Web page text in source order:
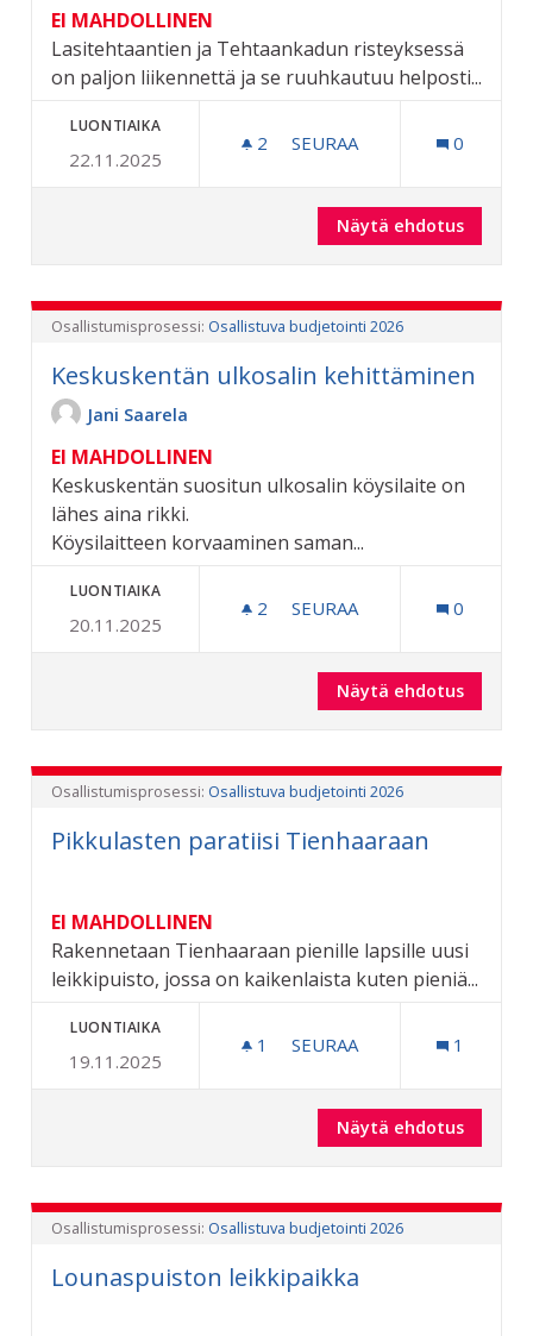
EI MAHDOLLINEN
Lasitehtaantien ja Tehtaankadun risteyksessä
on paljon liikennettä ja se ruuhkautuu helposti...
LUONTIAIKA
22.11.2025
2 2 SEURAAJAA
SEURAA 0
Näytä ehdotus
Osallistumisprosessi: Osallistuva budjetointi 2026
Keskuskentän ulkosalin kehittäminen
Jani Saarela
EI MAHDOLLINEN
Keskuskentän suositun ulkosalin köysilaite on
lähes aina rikki.
Köysilaitteen korvaaminen saman...
LUONTIAIKA
20.11.2025
2 2 SEURAAJAA
SEURAA 0
Näytä ehdotus
Osallistumisprosessi: Osallistuva budjetointi 2026
Pikkulasten paratiisi Tienhaaraan
EI MAHDOLLINEN
Rakennetaan Tienhaaraan pienille lapsille uusi
leikkipuisto, jossa on kaikenlaista kuten pieniä...
LUONTIAIKA
19.11.2025
1 1 SEURAAJA
SEURAA 1
Näytä ehdotus
Osallistumisprosessi: Osallistuva budjetointi 2026
Lounaspuiston leikkipaikka